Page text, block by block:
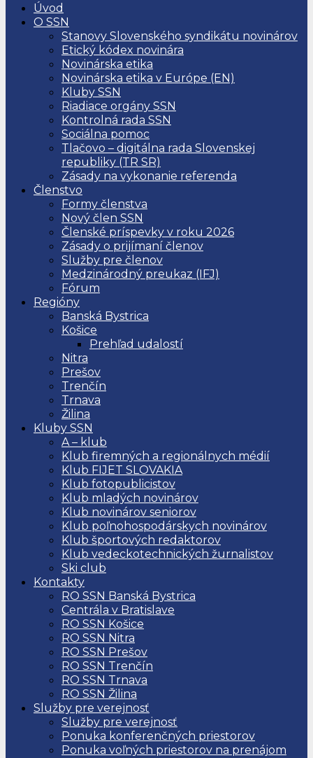
Úvod
O SSN
Stanovy Slovenského syndikátu novinárov
Etický kódex novinára
Novinárska etika
Novinárska etika v Európe (EN)
Kluby SSN
Riadiace orgány SSN
Kontrolná rada SSN
Sociálna pomoc
Tlačovo – digitálna rada Slovenskej
republiky (TR SR)
Zásady na vykonanie referenda
Členstvo
Formy členstva
Nový člen SSN
Členské príspevky v roku 2026
Zásady o prijímaní členov
Služby pre členov
Medzinárodný preukaz (IFJ)
Fórum
Regióny
Banská Bystrica
Košice
Prehľad udalostí
Nitra
Prešov
Trenčín
Trnava
Žilina
Kluby SSN
A – klub
Klub firemných a regionálnych médií
Klub FIJET SLOVAKIA
Klub fotopublicistov
Klub mladých novinárov
Klub novinárov seniorov
Klub poľnohospodárskych novinárov
Klub športových redaktorov
Klub vedeckotechnických žurnalistov
Ski club
Kontakty
RO SSN Banská Bystrica
Centrála v Bratislave
RO SSN Košice
RO SSN Nitra
RO SSN Prešov
RO SSN Trenčín
RO SSN Trnava
RO SSN Žilina
Služby pre verejnosť
Služby pre verejnosť
Ponuka konferenčných priestorov
Ponuka voľných priestorov na prenájom